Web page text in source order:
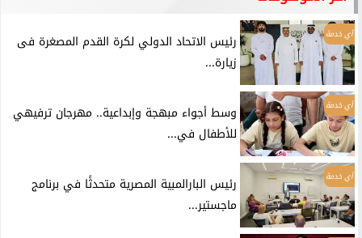
أي خدمة
رئيس الاتحاد الدولي لكرة القدم المصغرة فى
زيارة...
أي خدمة
وسط أجواء مبهجة وإبداعية.. مهرجان ترفيهي
للأطفال في...
أي خدمة
رئيس البارالمبية المصرية متحدثًا في برنامج
ماجستير...